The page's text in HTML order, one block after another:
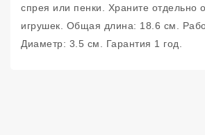
спрея или пенки. Храните отдельно
игрушек. Общая длина: 18.6 см.
Диаметр: 3.5 см. Гарантия 1 год.